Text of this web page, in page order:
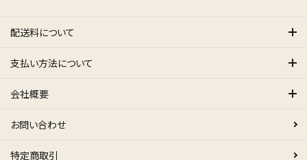
配送料について
支払い方法について
会社概要
お問い合わせ
特定商取引